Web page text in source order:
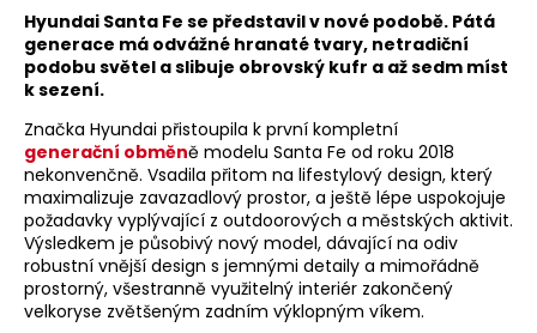
Hyundai Santa Fe se představil v nové podobě. Pátá
generace má odvážné hranaté tvary, netradiční
podobu světel a slibuje obrovský kufr a až sedm míst
k sezení.
Značka Hyundai přistoupila k první kompletní
generační obměně modelu Santa Fe od roku 2018
nekonvenčně. Vsadila přitom na lifestylový design, který
maximalizuje zavazadlový prostor, a ještě lépe uspokojuje
požadavky vyplývající z outdoorových a městských aktivit.
Výsledkem je působivý nový model, dávající na odiv
robustní vnější design s jemnými detaily a mimořádně
prostorný, všestranně využitelný interiér zakončený
velkoryse zvětšeným zadním výklopným víkem.